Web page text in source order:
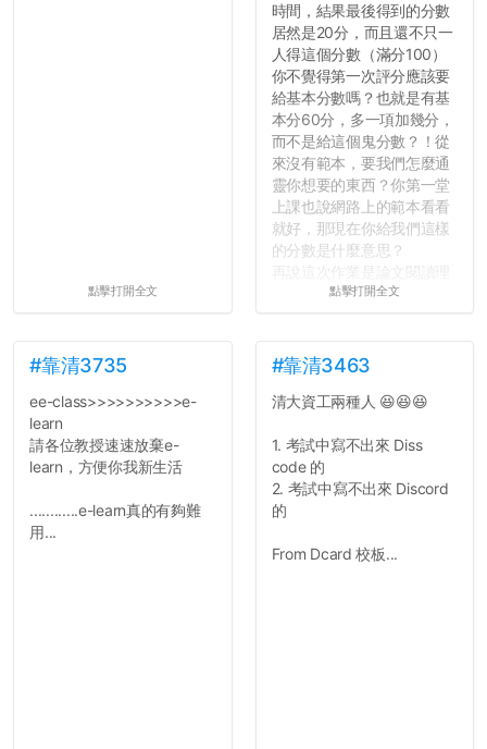
點擊打開全文
時間，結果最後得到的分數
居然是20分，而且還不只一
人得這個分數（滿分100）
你不覺得第一次評分應該要
給基本分數嗎？也就是有基
本分60分，多一項加幾分，
而不是給這個鬼分數？！從
來沒有範本，要我們怎麼通
靈你想要的東西？你第一堂
上課也說網路上的範本看看
就好，那現在你給我們這樣
的分數是什麼意思？
再說這次作業是論文閱讀理
解與評論，既然已經寫下實
對論文的評論10分？！...
點擊打開全文
#靠清3735
ee-class>>>>>>>>>>e-
learn
請各位教授速速放棄e-
learn，方便你我新生活
............e-learn真的有夠難
用...
#靠清3463
清大資工兩種人 😆😆😆
1. 考試中寫不出來 Diss
code 的
2. 考試中寫不出來 Discord
的
From Dcard 校板...